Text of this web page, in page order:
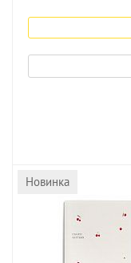
Новинка